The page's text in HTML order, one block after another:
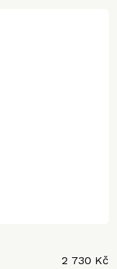
2 730 Kč